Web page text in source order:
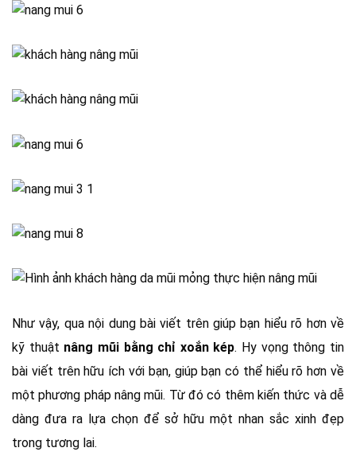
Như vậy, qua nội dung bài viết trên giúp bạn hiểu rõ hơn về
kỹ thuật nâng mũi bằng chỉ xoắn kép. Hy vọng thông tin
bài viết trên hữu ích với bạn, giúp bạn có thể hiểu rõ hơn về
một phương pháp nâng mũi. Từ đó có thêm kiến thức và dễ
dàng đưa ra lựa chọn để sở hữu một nhan sắc xinh đẹp
trong tương lai.